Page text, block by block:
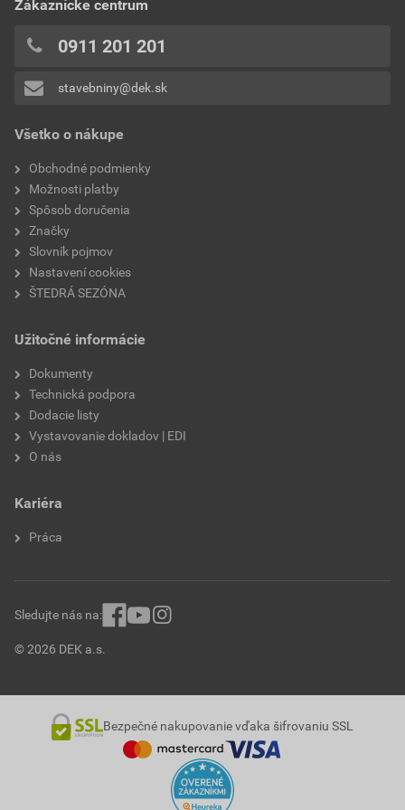
Pridávať hodnotenie môže iba prihlásený užívateľ.
Všetko o nákupe
Obchodné podmienky
Možnosti platby
Spôsob doručenia
Značky
Slovník pojmov
Nastavení cookies
ŠTEDRÁ SEZÓNA
Užitočné informácie
Dokumenty
Technická podpora
Dodacie listy
Vystavovanie dokladov | EDI
O nás
Kariéra
Práca
Zákaznícke centrum
0911 201 201
stavebniny@dek.sk
© 2026 DEK a.s.
Sledujte nás na:
Bezpečné nakupovanie vďaka šifrovaniu SSL